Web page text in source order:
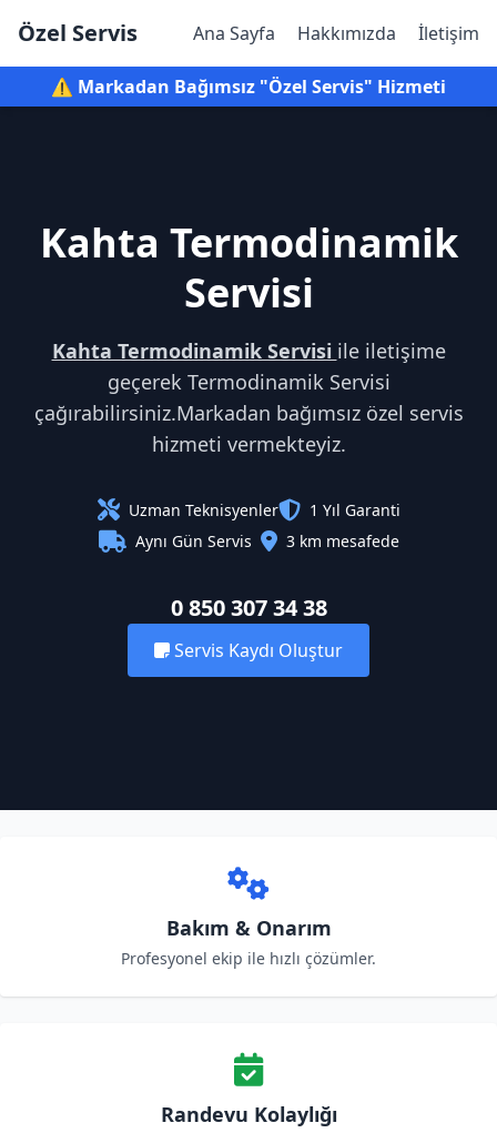
Özel Servis Ana Sayfa Hakkımızda İletişim
⚠️ Markadan Bağımsız "Özel Servis" Hizmeti
Kahta Termodinamik
Servisi
Kahta Termodinamik Servisi ile iletişime
geçerek Termodinamik Servisi
çağırabilirsiniz.Markadan bağımsız özel servis
hizmeti vermekteyiz.
Uzman Teknisyenler
1 Yıl Garanti
Aynı Gün Servis
3 km mesafede
0 850 307 34 38
Servis Kaydı Oluştur
Bakım & Onarım
Profesyonel ekip ile hızlı çözümler.
Randevu Kolaylığı